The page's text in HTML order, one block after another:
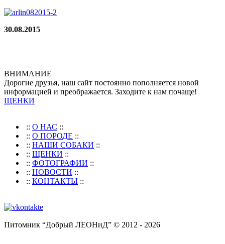
30.08.2015
ВНИМАНИЕ
Дорогие друзья, наш сайт постоянно пополняется новой
информацией и преображается. Заходите к нам почаще!
ЩЕНКИ
:: О НАС ::
:: О ПОРОДЕ ::
:: НАШИ СОБАКИ ::
:: ЩЕНКИ ::
:: ФОТОГРАФИИ ::
:: НОВОСТИ ::
:: КОНТАКТЫ ::
Питомник “Добрый ЛЕОНиД” © 2012 - 2026